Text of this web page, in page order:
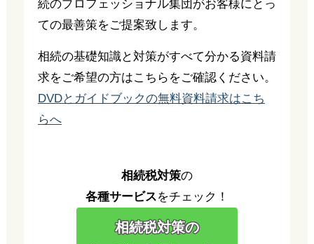
続のプロフェッショナル集団がお客様にとっ
ての最善策をご提案致します。
相続の基礎知識と対策がすべて分かる資料請
求をご希望の方はこちらをご確認ください。
DVDとガイドブックの無料資料請求はこち
らへ
相続税対策の
各種サービスをチェック！
相続税対策の